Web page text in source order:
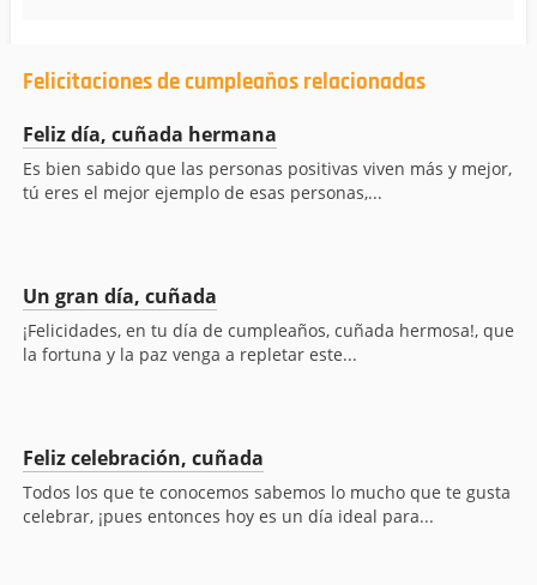
Felicitaciones de cumpleaños relacionadas
Feliz día, cuñada hermana
Es bien sabido que las personas positivas viven más y mejor,
tú eres el mejor ejemplo de esas personas,...
Un gran día, cuñada
¡Felicidades, en tu día de cumpleaños, cuñada hermosa!, que
la fortuna y la paz venga a repletar este...
Feliz celebración, cuñada
Todos los que te conocemos sabemos lo mucho que te gusta
celebrar, ¡pues entonces hoy es un día ideal para...